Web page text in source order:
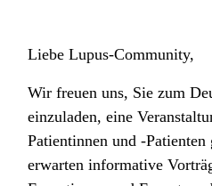
Liebe Lupus-Community,
Wir freuen uns, Sie zum
einzuladen, eine
Patientinnen und -
erwarten informative